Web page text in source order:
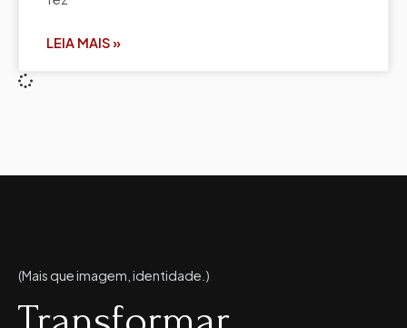
LEIA MAIS »
(Mais que imagem, identidade.)